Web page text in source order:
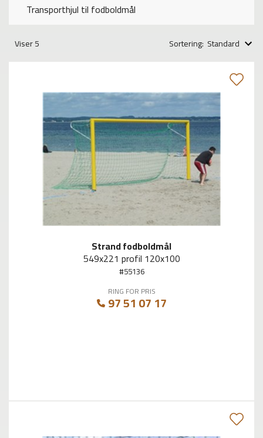
Transporthjul til fodboldmål
Viser5 Sortering: Standard
Strand fodboldmål
549x221 profil 120x100
#55136
RING FOR PRIS
97 51 07 17